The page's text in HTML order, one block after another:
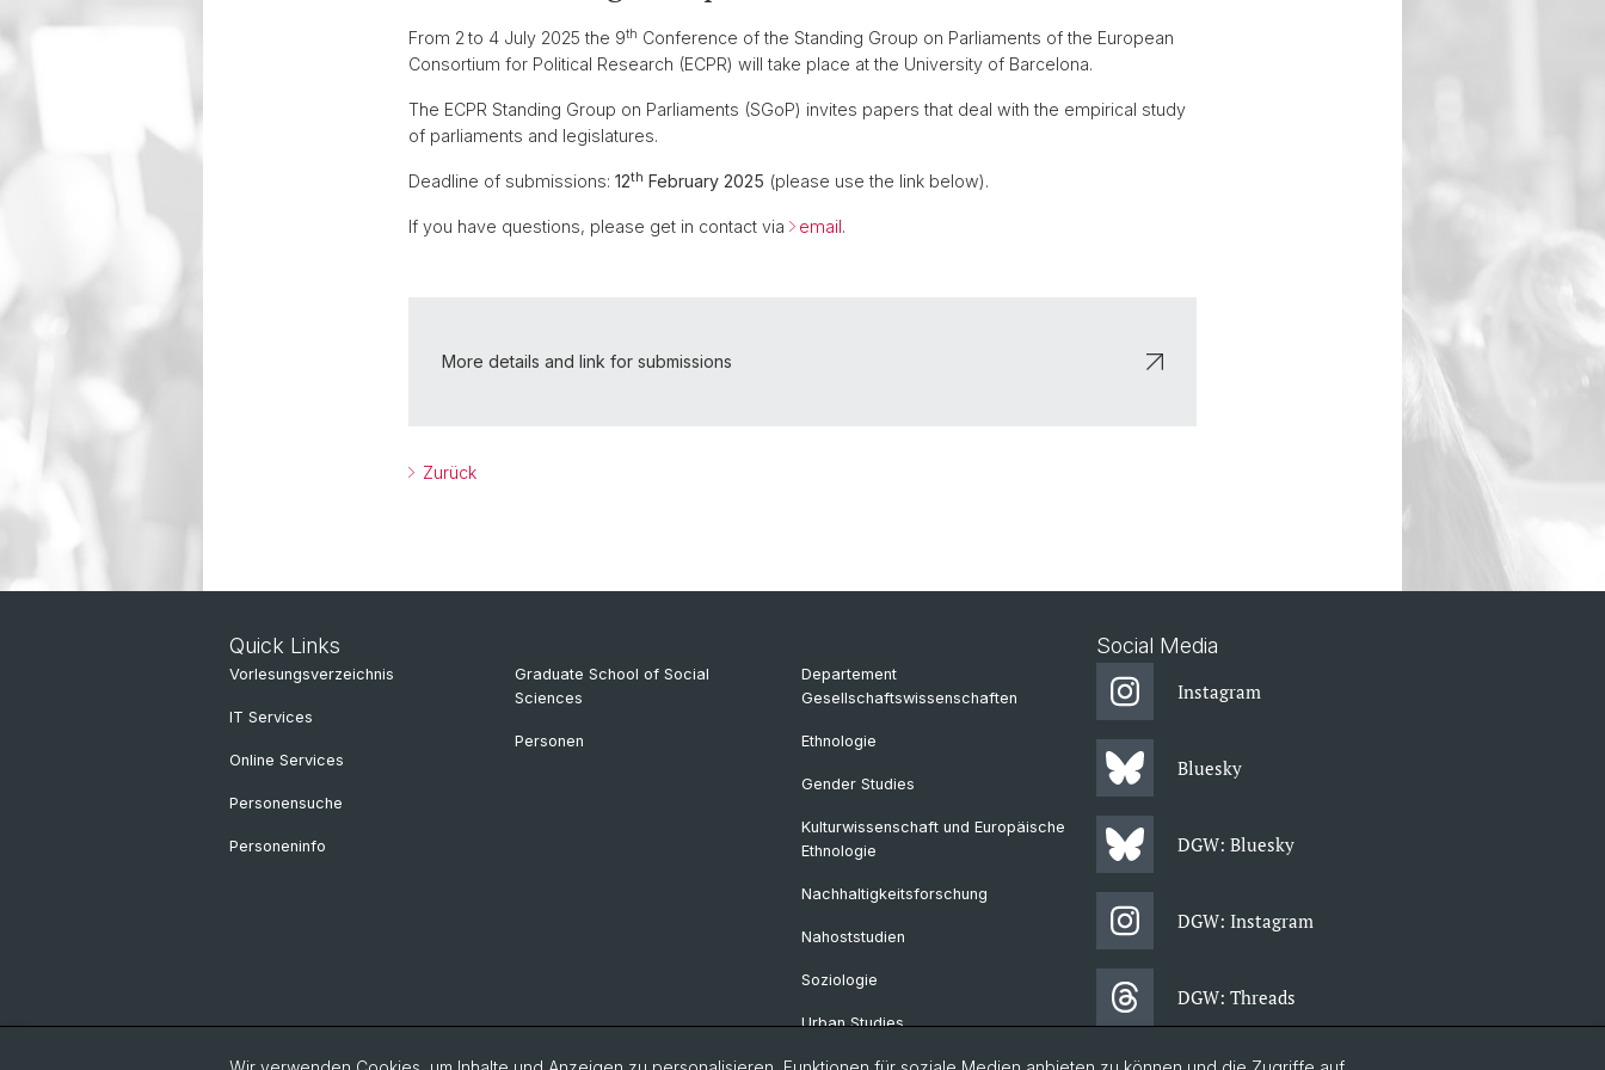
From 2 to 4 July 2025 the 9th Conference of the Standing Group on Parliaments of the European
Consortium for Political Research (ECPR) will take place at the University of Barcelona.
The ECPR Standing Group on Parliaments (SGoP) invites papers that deal with the empirical study
of parliaments and legislatures.
Deadline of submissions: 12th February 2025 (please use the link below).
If you have questions, please get in contact via email.
More details and link for submissions
Zurück
Quick Links
Vorlesungsverzeichnis
IT Services
Online Services
Personensuche
Personeninfo
Graduate School of Social
Sciences
Personen
Departement
Gesellschaftswissenschaften
Ethnologie
Gender Studies
Kulturwissenschaft und Europäische
Ethnologie
Nachhaltigkeitsforschung
Nahoststudien
Soziologie
Urban Studies
Social Media
Instagram
Bluesky
DGW: Bluesky
DGW: Instagram
DGW: Threads